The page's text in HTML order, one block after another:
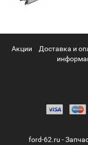
Акции Доставка и
ford-62.ru -